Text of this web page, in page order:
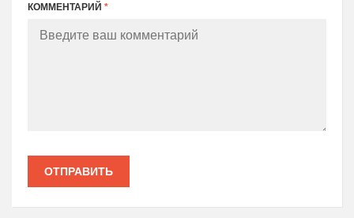
КОММЕНТАРИЙ *
ОТПРАВИТЬ